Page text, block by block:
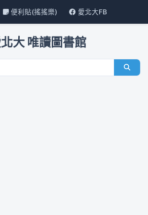
便利貼(搖搖樂) 愛北大FB
大 唯讀圖書館